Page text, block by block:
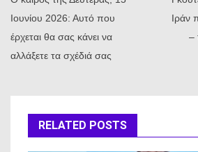
Ιουνίου 2026: Αυτό που
έρχεται θα σας κάνει να
αλλάξετε τα σχέδιά σας
Ιράν
–
RELATED POSTS